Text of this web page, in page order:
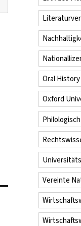
Oral History
Oxford
Vereinte